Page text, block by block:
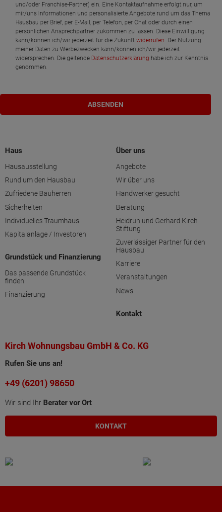
und/oder Franchise-Partner) ein. Eine Kontaktaufnahme erfolgt nur, um
mir/uns Informationen und personalisierte Angebote rund um das Thema
Hausbau per Brief, per E-Mail, per Telefon, per Chat oder durch einen
persönlichen Ansprechpartner zukommen zu lassen. Diese Einwilligung
kann/können ich/wir jederzeit für die Zukunftwiderrufen. Der Nutzung
meiner Daten zu Werbezwecken kann/können ich/wir jederzeit
widersprechen. Die geltende Datenschutzerklärung habe ich zur Kenntnis
genommen.
Haus
Hausausstellung
Rund um den Hausbau
Zufriedene Bauherren
Sicherheiten
Individuelles Traumhaus
Kapitalanlage / Investoren
Grundstück und Finanzierung
Das passende Grundstück
finden
Finanzierung
Über uns
Angebote
Wir über uns
Handwerker gesucht
Beratung
Heidrun und Gerhard Kirch
Stiftung
Zuverlässiger Partner für den
Hausbau
Karriere
Veranstaltungen
News
Kontakt
Kirch Wohnungsbau GmbH & Co. KG
Rufen Sie uns an!
+49 (6201) 98650
Wir sind Ihr Berater vor Ort
KONTAKT